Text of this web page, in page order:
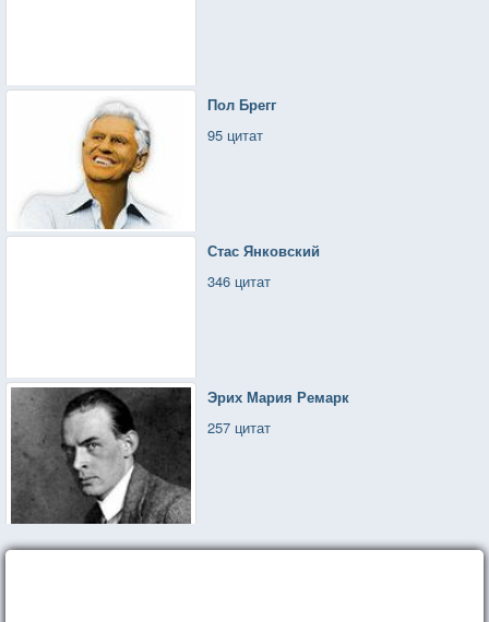
Пол Брегг
95 цитат
Стас Янковский
346 цитат
Эрих Мария Ремарк
257 цитат